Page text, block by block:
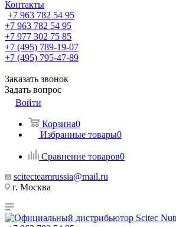
Контакты
+7 963 782 54 95
+7 963 782 54 95
+7 977 302 75 85
+7 (495) 789-19-07
+7 (495) 795-47-89
Заказать звонок
Задать вопрос
Войти
Корзина0
Избранные товары0
Сравнение товаров0
scitecteamrussia@mail.ru
г. Москва